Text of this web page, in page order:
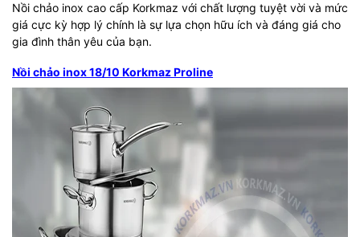
Nồi chảo inox cao cấp Korkmaz với chất lượng tuyệt vời và mức
giá cực kỳ hợp lý chính là sự lựa chọn hữu ích và đáng giá cho
gia đình thân yêu của bạn.
Nồi chảo inox 18/10 Korkmaz Proline